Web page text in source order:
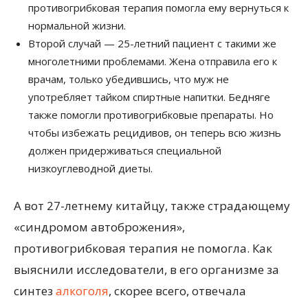
противогрибковая терапия помогла ему вернуться к
нормальной жизни.
Второй случай — 25-летний пациент с такими же
многолетними проблемами. Жена отправила его к
врачам, только убедившись, что муж не
употребляет тайком спиртные напитки. Бедняге
также помогли противогрибковые препараты. Но
чтобы избежать рецидивов, он теперь всю жизнь
должен придерживаться специальной
низкоуглеводной диеты.
А вот 27-летнему китайцу, также страдающему
«синдромом автоброжения»,
противогрибковая терапия не помогла. Как
выяснили исследователи, в его организме за
синтез алкоголя, скорее всего, отвечала